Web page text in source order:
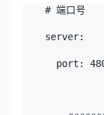
    # 端口号
    server:
port: